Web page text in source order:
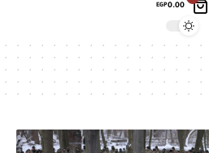
EGP0.00